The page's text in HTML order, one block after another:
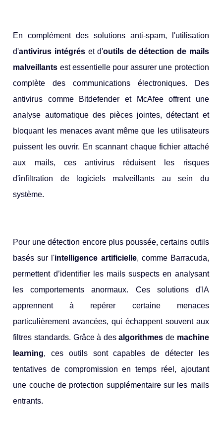
En complément des solutions anti-spam, l'utilisation
d'antivirus intégrés et d'outils de détection de mails
malveillants est essentielle pour assurer une protection
complète des communications électroniques. Des
antivirus comme Bitdefender et McAfee offrent une
analyse automatique des pièces jointes, détectant et
bloquant les menaces avant même que les utilisateurs
puissent les ouvrir. En scannant chaque fichier attaché
aux mails, ces antivirus réduisent les risques
d'infiltration de logiciels malveillants au sein du
système.
Pour une détection encore plus poussée, certains outils
basés sur l'intelligence artificielle, comme Barracuda,
permettent d’identifier les mails suspects en analysant
les comportements anormaux. Ces solutions d'IA
apprennent à repérer certaine menaces
particulièrement avancées, qui échappent souvent aux
filtres standards. Grâce à desalgorithmes de machine
learning, ces outils sont capables de détecter les
tentatives de compromission en temps réel, ajoutant
une couche de protection supplémentaire sur les mails
entrants.